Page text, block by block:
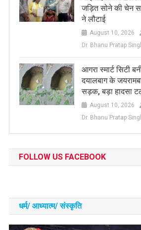
जड़ित सोने की चेन
ने लौटाई
August 10, 2026
Dr. Bhanu Pratap
आगरा स्मार्ट सिटी
दयालबाग के
सड़क, बड़ा हादसा
August 10, 2026
Dr. Bhanu Pratap
FOLLOW US FACEBOOK
धर्म/ आध्‍यात्‍म/ संस्‍कृति